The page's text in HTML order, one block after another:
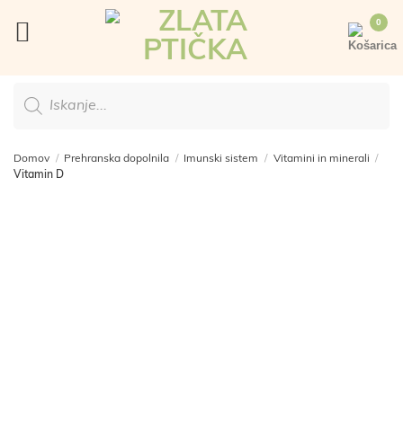
search
Domov / Prehranska dopolnila / Imunski sistem / Vitamini in minerali /
Vitamin D